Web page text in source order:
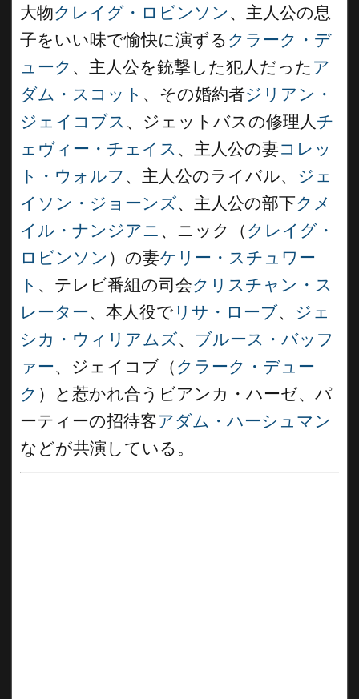
大物クレイグ・ロビンソン 、主人公の息
子をいい味で愉快に演ずる クラーク・デ
ューク 、主人公を銃撃した犯人だった ア
ダム・スコット 、その婚約者ジリアン・
ジェイコブス 、ジェットバスの修理人チ
ェヴィー・チェイス 、主人公の妻コレッ
ト・ウォルフ 、主人公のライバル、 ジェ
イソン・ジョーンズ、主人公の部下クメ
イル・ナンジアニ 、ニック（ クレイグ・
ロビンソン ）の妻ケリー・スチュワー
ト 、テレビ番組の司会クリスチャン・ス
レーター、本人役で リサ・ローブ、 ジェ
シカ・ウィリアムズ、 ブルース・バッフ
ァー、ジェイコブ（ クラーク・デュー
ク ）と惹かれ合うビアンカ・ハーゼ、パ
ーティーの招待客アダム・ハーシュマン
などが共演している。